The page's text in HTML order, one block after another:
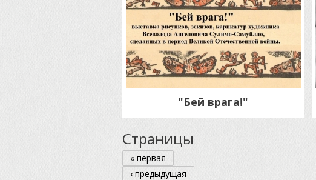
"Бей врага!"
Страницы
« первая
‹ предыдущая